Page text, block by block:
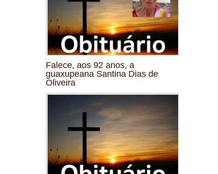
Falece, aos 92 anos, a
guaxupeana Santina Dias de
Oliveira